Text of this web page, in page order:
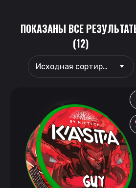
ПОКАЗАНЫ ВСЕ
(12)
Исходная сортировка